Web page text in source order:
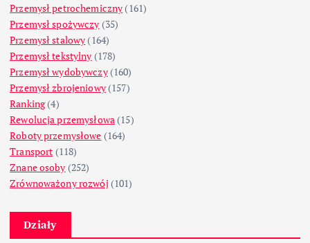
Przemysł petrochemiczny (161)
Przemysł spożywczy (35)
Przemysł stalowy (164)
Przemysł tekstylny (178)
Przemysł wydobywczy(160)
Przemysł zbrojeniowy(157)
Ranking(4)
Rewolucja przemysłowa (15)
Roboty przemysłowe (164)
Transport (118)
Znane osoby (252)
Zrównoważony rozwój (101)
Działy